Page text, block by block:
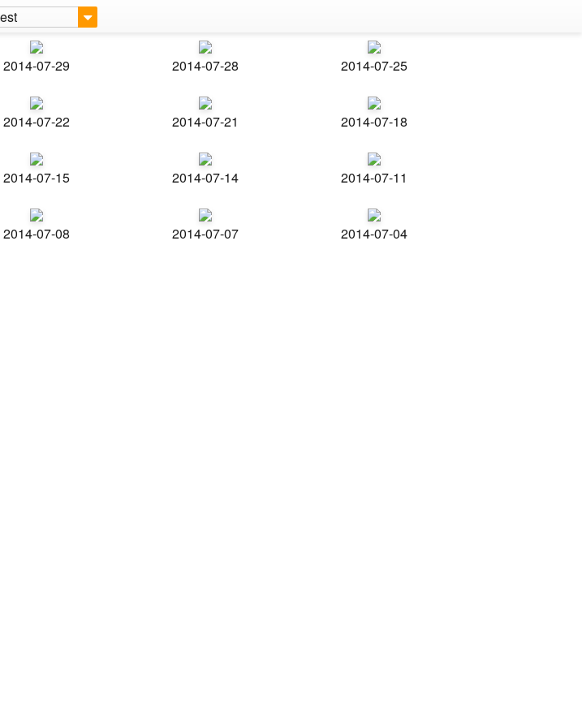
2014-07-29 2014-07-28 2014-07-25
2014-07-22 2014-07-21 2014-07-18
2014-07-15 2014-07-14 2014-07-11
2014-07-08 2014-07-07 2014-07-04